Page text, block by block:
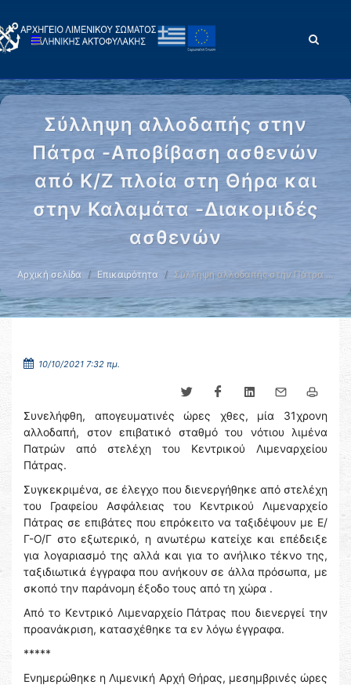
Σύλληψη αλλοδαπής στην
Πάτρα -Αποβίβαση ασθενών
από Κ/Ζ πλοία στη Θήρα και
στην Καλαμάτα -Διακομιδές
ασθενών
Αρχική σελίδα Επικαιρότητα Σύλληψη αλλοδαπής στην Πάτρα …
10/10/2021 7:32 πμ.
Συνελήφθη, απογευματινές ώρες χθες, μία 31χρονη
αλλοδαπή, στον επιβατικό σταθμό του νότιου λιμένα
Πατρών από στελέχη του Κεντρικού Λιμεναρχείου
Πάτρας.
Συγκεκριμένα, σε έλεγχο που διενεργήθηκε από στελέχη
του Γραφείου Ασφάλειας του Κεντρικού Λιμεναρχείο
Πάτρας σε επιβάτες που επρόκειτο να ταξιδέψουν με Ε/
Γ-Ο/Γ στο εξωτερικό, η ανωτέρω κατείχε και επέδειξε
για λογαριασμό της αλλά και για το ανήλικο τέκνο της,
ταξιδιωτικά έγγραφα που ανήκουν σε άλλα πρόσωπα, με
σκοπό την παράνομη έξοδο τους από τη χώρα .
Από το Κεντρικό Λιμεναρχείο Πάτρας που διενεργεί την
προανάκριση, κατασχέθηκε τα εν λόγω έγγραφα.
*****
Ενημερώθηκε η Λιμενική Αρχή Θήρας, μεσημβρινές ώρες